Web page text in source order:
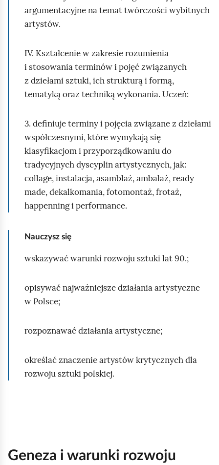
argumentacyjne na temat twórczości wybitnych
artystów.
IV. Kształcenie w zakresie rozumienia
i stosowania terminów i pojęć związanych
z dziełami sztuki, ich strukturą i formą,
tematyką oraz techniką wykonania. Uczeń:
3. definiuje terminy i pojęcia związane z dziełami
współczesnymi, które wymykają się
klasyfikacjom i przyporządkowaniu do
tradycyjnych dyscyplin artystycznych, jak:
collage, instalacja, asamblaż, ambalaż, ready
made, dekalkomania, fotomontaż, frotaż,
happenning i performance.
Nauczysz się
wskazywać warunki rozwoju sztuki lat 90.;
opisywać najważniejsze działania artystyczne
w Polsce;
rozpoznawać działania artystyczne;
określać znaczenie artystów krytycznych dla
rozwoju sztuki polskiej.
Geneza i warunki rozwoju